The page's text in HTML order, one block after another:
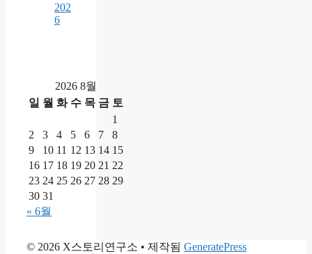
202
6
2026 8월
일 월 화 수 목 금 토
1
2
3 4 5 6 7
8
9
10 11 12 13 14 15
16 17 18 19 20 21 22
23 24 25 26 27 28 29
30 31
« 6월
© 2026 X스토리연구소 • 제작됨 GeneratePress